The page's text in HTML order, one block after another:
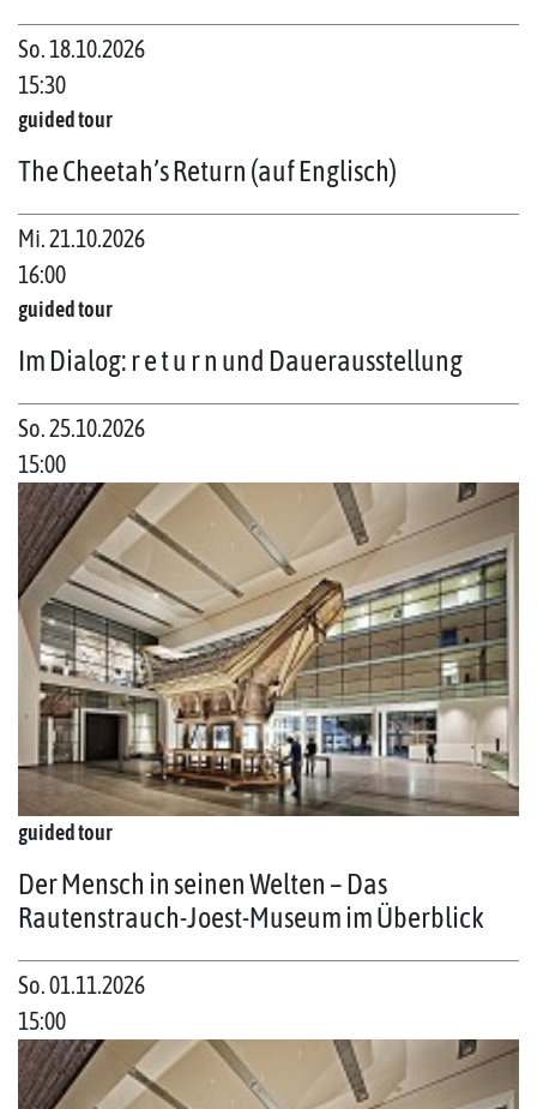
So. 18.10.2026
15:30
guided tour
The Cheetah’s Return (auf Englisch)
Mi. 21.10.2026
16:00
guided tour
Im Dialog: r e t u r n und Dauerausstellung
So. 25.10.2026
15:00
guided tour
Der Mensch in seinen Welten – Das
Rautenstrauch-Joest-Museum im Überblick
So. 01.11.2026
15:00